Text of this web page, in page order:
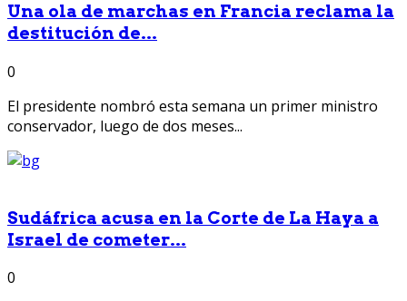
Una ola de marchas en Francia reclama la
destitución de...
0
El presidente nombró esta semana un primer ministro
conservador, luego de dos meses...
Sudáfrica acusa en la Corte de La Haya a
Israel de cometer...
0